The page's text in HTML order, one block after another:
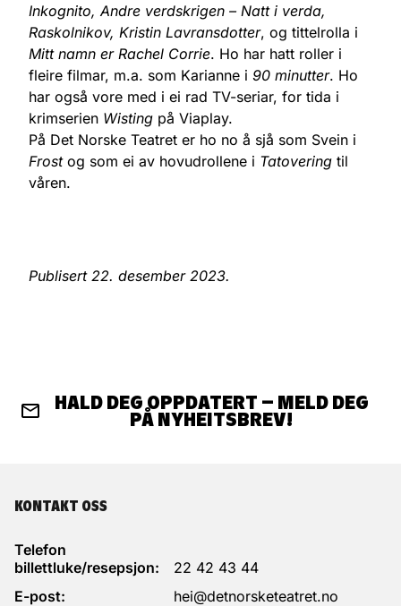
Inkognito, Andre verdskrigen – Natt i verda,
Raskolnikov, Kristin Lavransdotter, og tittelrolla i
Mitt namn er Rachel Corrie. Ho har hatt roller i
fleire filmar, m.a. som Karianne i 90 minutter. Ho
har også vore med i ei rad TV-seriar, for tida i
krimserien Wisting på Viaplay.
På Det Norske Teatret er ho no å sjå som Svein i
Frostog som ei av hovudrollene i Tatovering til
våren.
Publisert 22. desember 2023.
HALD DEG OPPDATERT – MELD DEG
PÅ NYHEITSBREV!
KONTAKT OSS
Telefon
billettluke/resepsjon:
22 42 43 44
E-post:
hei@detnorsketeatret.no